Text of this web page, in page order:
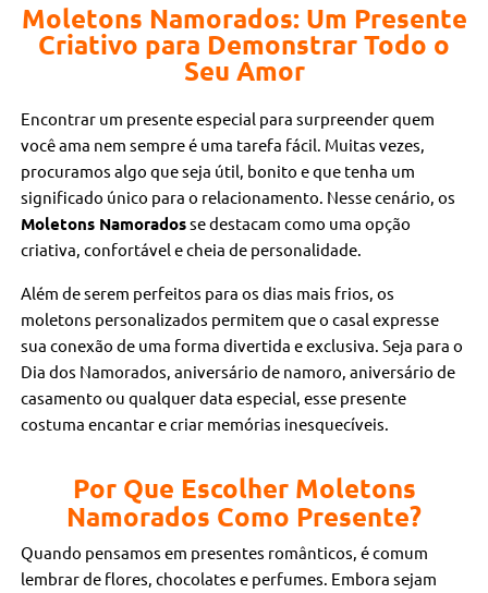
Moletons Namorados: Um Presente
Criativo para Demonstrar Todo o
Seu Amor
Encontrar um presente especial para surpreender quem
você ama nem sempre é uma tarefa fácil. Muitas vezes,
procuramos algo que seja útil, bonito e que tenha um
significado único para o relacionamento. Nesse cenário, os
Moletons Namoradosse destacam como uma opção
criativa, confortável e cheia de personalidade.
Além de serem perfeitos para os dias mais frios, os
moletons personalizados permitem que o casal expresse
sua conexão de uma forma divertida e exclusiva. Seja para o
Dia dos Namorados, aniversário de namoro, aniversário de
casamento ou qualquer data especial, esse presente
costuma encantar e criar memórias inesquecíveis.
Por Que Escolher Moletons
Namorados Como Presente?
Quando pensamos em presentes românticos, é comum
lembrar de flores, chocolates e perfumes. Embora sejam